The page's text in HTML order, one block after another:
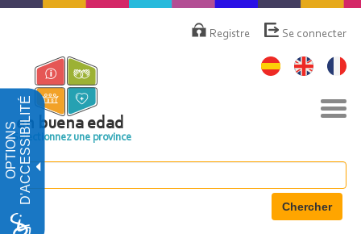
OPTIONSD'ACCESSIBILITÉ
Aller
principal
deRegistre Se connecter
la
en buena edad
Sélectionnez une province
Chercher